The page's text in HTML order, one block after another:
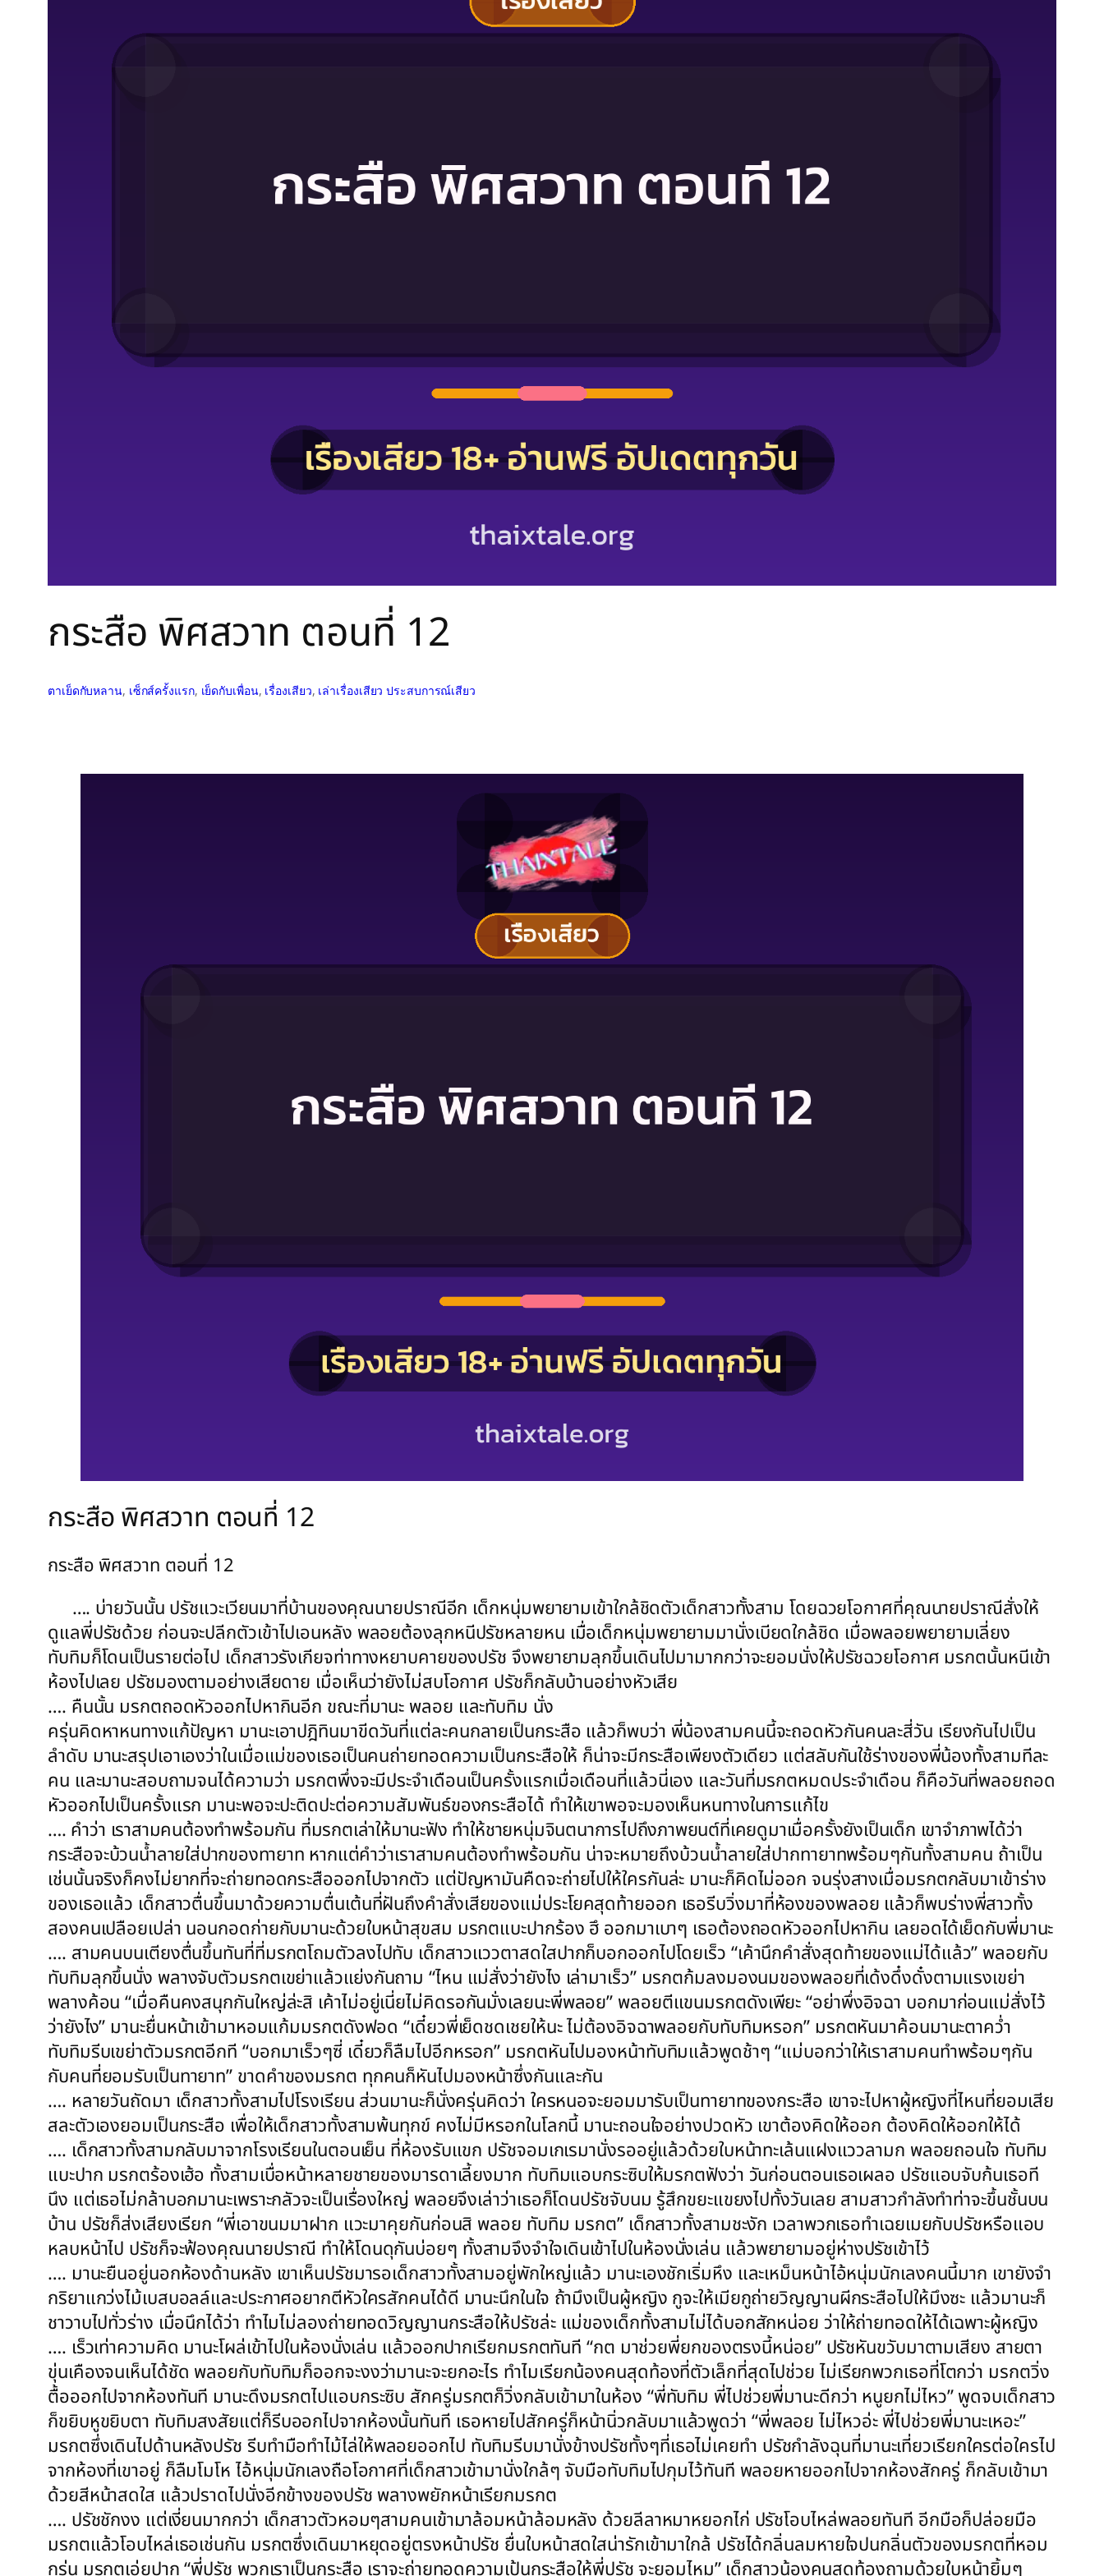
กระสือ พิศสวาท ตอนที่ 12
ตาเย็ดกับหลาน, เซ็กส์ครั้งแรก, เย็ดกับเพื่อน, เรื่องเสียว, เล่าเรื่องเสียว ประสบการณ์เสียว
กระสือ พิศสวาท ตอนที่ 12
กระสือ พิศสวาท ตอนที่ 12
…. บ่ายวันนั้น ปรัชแวะเวียนมาที่บ้านของคุณนายปราณีอีก เด็กหนุ่มพยายามเข้าใกล้ชิดตัวเด็กสาวทั้งสาม โดยฉวยโอกาศที่คุณนายปราณีสั่งให้
ดูแลพี่ปรัชด้วย ก่อนจะปลีกตัวเข้าไปเอนหลัง พลอยต้องลุกหนีปรัชหลายหน เมื่อเด็กหนุ่มพยายามมานั่งเบียดใกล้ชิด เมื่อพลอยพยายามเลี่ยง
ทับทิมก็โดนเป็นรายต่อไป เด็กสาวรังเกียจท่าทางหยาบคายของปรัช จึงพยายามลุกขึ้นเดินไปมามากกว่าจะยอมนั่งให้ปรัชฉวยโอกาศ มรกตนั้นหนีเข้า
ห้องไปเลย ปรัชมองตามอย่างเสียดาย เมื่อเห็นว่ายังไม่สบโอกาศ ปรัชก็กลับบ้านอย่างหัวเสีย
…. คืนนั้น มรกตถอดหัวออกไปหากินอีก ขณะที่มานะ พลอย และทับทิม นั่ง
ครุ่นคิดหาหนทางแก้ปัญหา มานะเอาปฎิทินมาขีดวันที่แต่ละคนกลายเป็นกระสือ แล้วก็พบว่า พี่น้องสามคนนี้จะถอดหัวกันคนละสี่วัน เรียงกันไปเป็น
ลำดับ มานะสรุปเอาเองว่าในเมื่อแม่ของเธอเป็นคนถ่ายทอดความเป็นกระสือให้ ก็น่าจะมีกระสือเพียงตัวเดียว แต่สลับกันใช้ร่างของพี่น้องทั้งสามทีละ
คน และมานะสอบถามจนได้ความว่า มรกตพึ่งจะมีประจำเดือนเป็นครั้งแรกเมื่อเดือนที่แล้วนี่เอง และวันที่มรกตหมดประจำเดือน ก็คือวันที่พลอยถอด
หัวออกไปเป็นครั้งแรก มานะพอจะปะติดปะต่อความสัมพันธ์ของกระสือได้ ทำให้เขาพอจะมองเห็นหนทางในการแก้ไข
…. คำว่า เราสามคนต้องทำพร้อมกัน ที่มรกตเล่าให้มานะฟัง ทำให้ชายหนุ่มจินตนาการไปถึงภาพยนต์ที่เคยดูมาเมื่อครั้งยังเป็นเด็ก เขาจำภาพได้ว่า
กระสือจะบ้วนน้ำลายใส่ปากของทายาท หากแต่คำว่าเราสามคนต้องทำพร้อมกัน น่าจะหมายถึงบ้วนน้ำลายใส่ปากทายาทพร้อมๆกันทั้งสามคน ถ้าเป็น
เช่นนั้นจริงก็คงไม่ยากที่จะถ่ายทอดกระสือออกไปจากตัว แต่ปัญหามันคืดจะถ่ายไปให้ใครกันล่ะ มานะก็คิดไม่ออก จนรุ่งสางเมื่อมรกตกลับมาเข้าร่าง
ของเธอแล้ว เด็กสาวตื่นขึ้นมาด้วยความตื่นเต้นที่ฝันถึงคำสั่งเสียของแม่ประโยคสุดท้ายออก เธอรีบวิ่งมาที่ห้องของพลอย แล้วก็พบร่างพี่สาวทั้ง
สองคนเปลือยเปล่า นอนกอดก่ายกับมานะด้วยใบหน้าสุขสม มรกตแบะปากร้อง ฮึ ออกมาเบาๆ เธอต้องถอดหัวออกไปหากิน เลยอดได้เย็ดกับพี่มานะ
…. สามคนบนเตียงตื่นขึ้นทันที่ที่มรกตโถมตัวลงไปทับ เด็กสาวแววตาสดใสปากก็บอกออกไปโดยเร็ว “เค้านึกคำสั่งสุดท้ายของแม่ได้แล้ว” พลอยกับ
ทับทิมลุกขึ้นนั่ง พลางจับตัวมรกตเขย่าแล้วแย่งกันถาม “ไหน แม่สั่งว่ายังไง เล่ามาเร็ว” มรกตก้มลงมองนมของพลอยที่เด้งดึ๋งดั๋งตามแรงเขย่า
พลางค้อน “เมื่อคืนคงสนุกกันใหญ่ล่ะสิ เค้าไม่อยู่เนี่ยไม่คิดรอกันมั่งเลยนะพี่พลอย” พลอยตีแขนมรกตดังเพียะ “อย่าพึ่งอิจฉา บอกมาก่อนแม่สั่งไว้
ว่ายังไง” มานะยื่นหน้าเข้ามาหอมแก้มมรกตดังฟอด “เดี๋ยวพี่เย็ดชดเชยให้นะ ไม่ต้องอิจฉาพลอยกับทับทิมหรอก” มรกตหันมาค้อนมานะตาคว่ำ
ทับทิมรีบเขย่าตัวมรกตอีกที “บอกมาเร็วๆซี่ เดี๋ยวก็ลืมไปอีกหรอก” มรกตหันไปมองหน้าทับทิมแล้วพูดช้าๆ “แม่บอกว่าให้เราสามคนทำพร้อมๆกัน
กับคนที่ยอมรับเป็นทายาท” ขาดคำของมรกต ทุกคนก็หันไปมองหน้าซึ่งกันและกัน
…. หลายวันถัดมา เด็กสาวทั้งสามไปโรงเรียน ส่วนมานะก็นั่งครุ่นคิดว่า ใครหนอจะยอมมารับเป็นทายาทของกระสือ เขาจะไปหาผู้หญิงที่ไหนที่ยอมเสีย
สละตัวเองยอมเป็นกระสือ เพื่อให้เด็กสาวทั้งสามพ้นทุกข์ คงไม่มีหรอกในโลกนี้ มานะถอนใจอย่างปวดหัว เขาต้องคิดให้ออก ต้องคิดให้ออกให้ได้
…. เด็กสาวทั้งสามกลับมาจากโรงเรียนในตอนเย็น ที่ห้องรับแขก ปรัชจอมเกเรมานั่งรออยู่แล้วด้วยใบหน้าทะเล้นแฝงแววลามก พลอยถอนใจ ทับทิม
แบะปาก มรกตร้องเฮ้อ ทั้งสามเบื่อหน้าหลายชายของมารดาเลี้ยงมาก ทับทิมแอบกระซิบให้มรกตฟังว่า วันก่อนตอนเธอเผลอ ปรัชแอบจับก้นเธอที
นึง แต่เธอไม่กล้าบอกมานะเพราะกลัวจะเป็นเรื่องใหญ่ พลอยจึงเล่าว่าเธอก็โดนปรัชจับนม รู้สึกขยะแขยงไปทั้งวันเลย สามสาวกำลังทำท่าจะขึ้นชั้นบน
บ้าน ปรัชก็ส่งเสียงเรียก “พี่เอาขนมมาฝาก แวะมาคุยกันก่อนสิ พลอย ทับทิม มรกต” เด็กสาวทั้งสามชะงัก เวลาพวกเธอทำเฉยเมยกับปรัชหรือแอบ
หลบหน้าไป ปรัชก็จะฟ้องคุณนายปราณี ทำให้โดนดุกันบ่อยๆ ทั้งสามจึงจำใจเดินเข้าไปในห้องนั่งเล่น แล้วพยายามอยู่ห่างปรัชเข้าไว้
…. มานะยืนอยู่นอกห้องด้านหลัง เขาเห็นปรัชมารอเด็กสาวทั้งสามอยู่พักใหญ่แล้ว มานะเองชักเริ่มหึง และเหม็นหน้าไอ้หนุ่มนักเลงคนนี้มาก เขายังจำ
กริยาแกว่งไม้เบสบอลล์และประกาศอยากตีหัวใครสักคนได้ดี มานะนึกในใจ ถ้ามึงเป็นผู้หญิง กูจะให้เมียกูถ่ายวิญญานผีกระสือไปให้มึงซะ แล้วมานะก็
ชาวาบไปทั่วร่าง เมื่อนึกได้ว่า ทำไมไม่ลองถ่ายทอดวิญญานกระสือให้ปรัชล่ะ แม่ของเด็กทั้งสามไม่ได้บอกสักหน่อย ว่าให้ถ่ายทอดให้ได้เฉพาะผู้หญิง
…. เร็วเท่าความคิด มานะโผล่เข้าไปในห้องนั่งเล่น แล้วออกปากเรียกมรกตทันที “กต มาช่วยพี่ยกของตรงนี้หน่อย” ปรัชหันขวับมาตามเสียง สายตา
ขุ่นเคืองจนเห็นได้ชัด พลอยกับทับทิมก็ออกจะงงว่ามานะจะยกอะไร ทำไมเรียกน้องคนสุดท้องที่ตัวเล็กที่สุดไปช่วย ไม่เรียกพวกเธอที่โตกว่า มรกตวิ่ง
ตื้อออกไปจากห้องทันที มานะดึงมรกตไปแอบกระซิบ สักครู่มรกตก็วิ่งกลับเข้ามาในห้อง “พี่ทับทิม พี่ไปช่วยพี่มานะดีกว่า หนูยกไม่ไหว” พูดจบเด็กสาว
ก็ขยิบหูขยิบตา ทับทิมสงสัยแต่ก็รีบออกไปจากห้องนั้นทันที เธอหายไปสักครู่ก็หน้านิ่วกลับมาแล้วพูดว่า “พี่พลอย ไม่ไหวอ่ะ พี่ไปช่วยพี่มานะเหอะ”
มรกตซึ่งเดินไปด้านหลังปรัช รีบทำมือทำไม้ไล่ให้พลอยออกไป ทับทิมรีบมานั่งข้างปรัชทั้งๆที่เธอไม่เคยทำ ปรัชกำลังฉุนที่มานะเที่ยวเรียกใครต่อใครไป
จากห้องที่เขาอยู่ ก็ลืมโมโห ไอ้หนุ่มนักเลงถือโอกาศที่เด็กสาวเข้ามานั่งใกล้ๆ จับมือทับทิมไปกุมไว้ทันที พลอยหายออกไปจากห้องสักครู่ ก็กลับเข้ามา
ด้วยสีหน้าสดใส แล้วปราดไปนั่งอีกข้างของปรัช พลางพยักหน้าเรียกมรกต
…. ปรัชชักงง แต่เงี่ยนมากกว่า เด็กสาวตัวหอมๆสามคนเข้ามาล้อมหน้าล้อมหลัง ด้วยลีลาหมาหยอกไก่ ปรัชโอบไหล่พลอยทันที อีกมือก็ปล่อยมือ
มรกตแล้วโอบไหล่เธอเช่นกัน มรกตซึ่งเดินมาหยุดอยู่ตรงหน้าปรัช ยื่นใบหน้าสดใสน่ารักเข้ามาใกล้ ปรัชได้กลิ่นลมหายใจปนกลิ่นตัวของมรกตที่หอม
กรุ่น มรกตเอ่ยปาก “พี่ปรัช พวกเราเป็นกระสือ เราจะถ่ายทอดความเป้นกระสือให้พี่ปรัช จะยอมไหม” เด็กสาวน้องคนสุดท้องถามด้วยใบหน้ายิ้มๆ